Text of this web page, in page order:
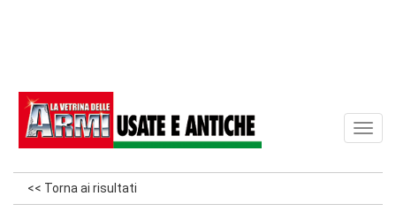
<< Torna ai risultati